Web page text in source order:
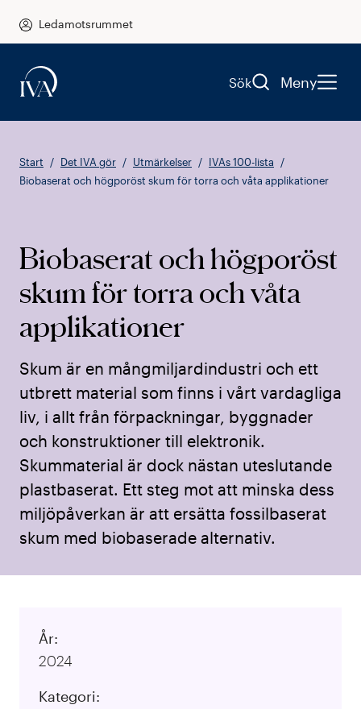
Ledamotsrummet
Sök Meny
Start Det IVA gör Utmärkelser
IVAs 100-lista
Biobaserat och högporöst skum för torra och våta applikationer
Biobaserat och högporöst
skum för torra och våta
applikationer
Skum är en mångmiljardindustri och ett
utbrett material som finns i vårt vardagliga
liv, i allt från förpackningar, byggnader
och konstruktioner till elektronik.
Skummaterial är dock nästan uteslutande
plastbaserat. Ett steg mot att minska dess
miljöpåverkan är att ersätta fossilbaserat
skum med biobaserade alternativ.
År:
2024
Kategori: